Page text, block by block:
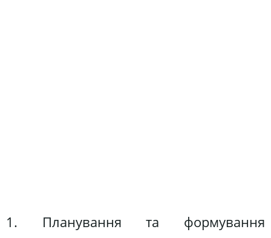
1. Планування та формування